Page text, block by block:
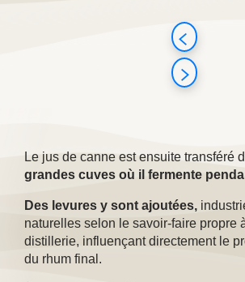
Le jus de canne est ensuite transféré
grandes cuves où il fermente
Des levures y sont ajoutées,
naturelles selon le savoir-faire propre
distillerie, influençant directement le
du rhum final.